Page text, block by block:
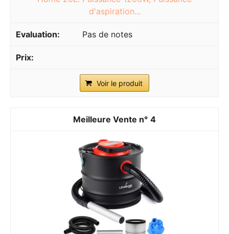
d'aspiration...
Pas de notes
Voir le produit
4